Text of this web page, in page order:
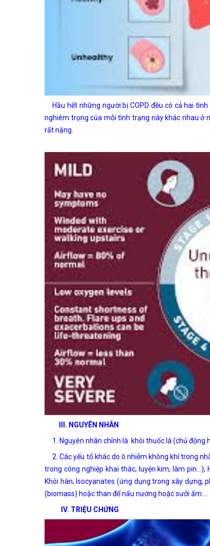
Hầu hết những người bị COPD đều có cả hai
nghiêm trọng của mỗi tình trạng này khác nhau ở
rất nặng.
III. NGUYÊN NHÂN
1. Nguyên nhân chính là khói thuốc lá (chủ động
2. Các yếu tố khác do ô nhiễm không khí trong
trong công nghiệp khai thác, luyện kim, làm
Khói hàn; Isocyanates (ứng dụng trong xây dựng,
(biomass) hoặc than để nấu nướng hoặc sưởi ấm….
IV. TRIỆU CHỨNG